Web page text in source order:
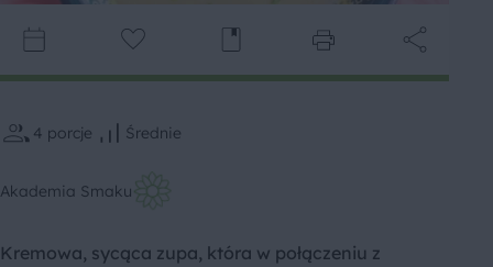
4 porcje Średnie
Akademia Smaku
Kremowa, sycąca zupa, która w połączeniu z